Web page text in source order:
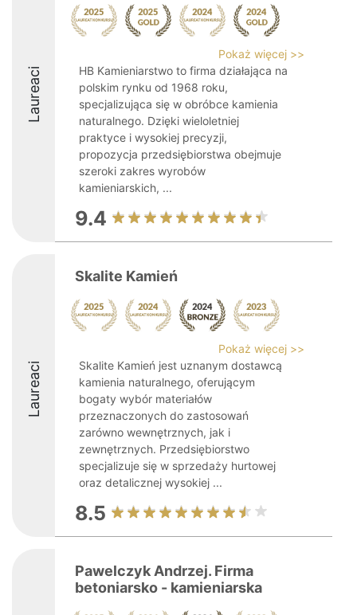
Laureaci
Pokaż więcej >>
HB Kamieniarstwo to firma działająca na
polskim rynku od 1968 roku,
specjalizująca się w obróbce kamienia
naturalnego. Dzięki wieloletniej
praktyce i wysokiej precyzji,
propozycja przedsiębiorstwa obejmuje
szeroki zakres wyrobów
kamieniarskich, ...
9.4
Laureaci
Skalite Kamień
Pokaż więcej >>
Skalite Kamień jest uznanym dostawcą
kamienia naturalnego, oferującym
bogaty wybór materiałów
przeznaczonych do zastosowań
zarówno wewnętrznych, jak i
zewnętrznych. Przedsiębiorstwo
specjalizuje się w sprzedaży hurtowej
oraz detalicznej wysokiej ...
8.5
Pawelczyk Andrzej. Firma
betoniarsko - kamieniarska